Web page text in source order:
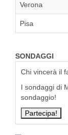
Verona
Pisa
SONDAGGI
Chi vincerà il
I sondaggi di
sondaggio!